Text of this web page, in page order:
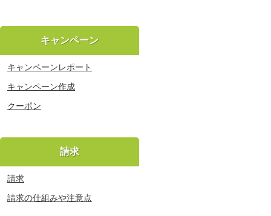
キャンペーン
キャンペーンレポート
キャンペーン作成
クーポン
請求
請求
請求の仕組みや注意点